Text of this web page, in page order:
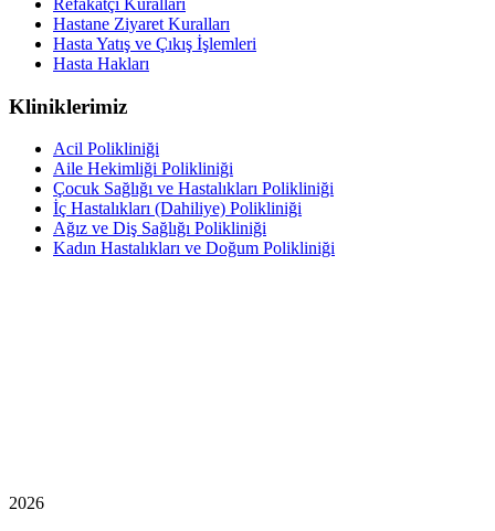
Refakatçi Kuralları
Hastane Ziyaret Kuralları
Hasta Yatış ve Çıkış İşlemleri
Hasta Hakları
Kliniklerimiz
Acil Polikliniği
Aile Hekimliği Polikliniği
Çocuk Sağlığı ve Hastalıkları Polikliniği
İç Hastalıkları (Dahiliye) Polikliniği
Ağız ve Diş Sağlığı Polikliniği
Kadın Hastalıkları ve Doğum Polikliniği
2026